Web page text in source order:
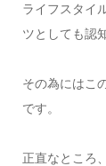
ライフスタイ
ツとしても認
その為にはこ
です。
正直なところ